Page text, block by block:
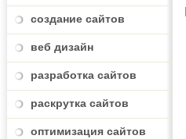
создание сайтов
веб дизайн
разработка сайтов
раскрутка сайтов
оптимизация сайтов